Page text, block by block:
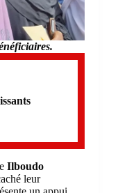
Ilboudo
leur